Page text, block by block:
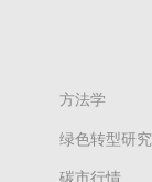
方法学
绿色转型研究
碳市行情